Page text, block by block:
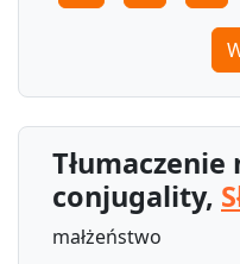
conjugality,
małżeństwo